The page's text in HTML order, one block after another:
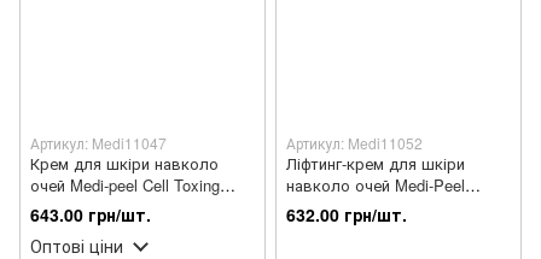
Артикул: Medi11047
Крем для шкіри навколо
очей Medi-peel Cell Toxing
Dermajours зміцнювальний 30
мл
643.00 грн/шт.
Оптові ціни
Артикул: Medi11052
Ліфтинг-крем для шкіри
навколо очей Medi-Peel
Volume Lif-Tox Eye Cream 20
мл
632.00 грн/шт.